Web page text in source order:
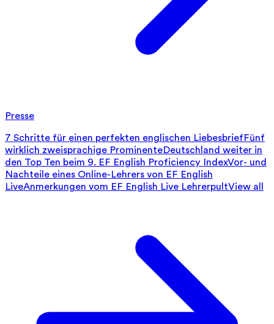
Presse
7 Schritte für einen perfekten englischen LiebesbriefFünf
wirklich zweisprachige ProminenteDeutschland weiter in
den Top Ten beim 9. EF English Proficiency IndexVor- und
Nachteile eines Online-Lehrers von EF English
LiveAnmerkungen vom EF English Live LehrerpultView all